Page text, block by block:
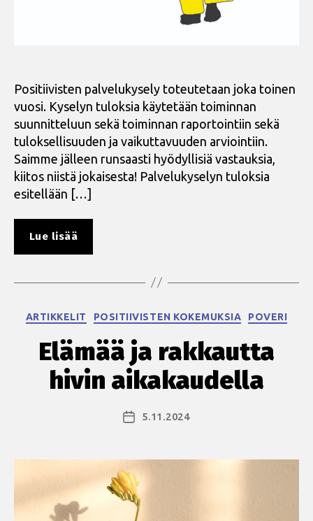
Positiivisten palvelukysely toteutetaan joka toinen
vuosi. Kyselyn tuloksia käytetään toiminnan
suunnitteluun sekä toiminnan raportointiin sekä
tuloksellisuuden ja vaikuttavuuden arviointiin.
Saimme jälleen runsaasti hyödyllisiä vastauksia,
kiitos niistä jokaisesta! Palvelukyselyn tuloksia
esitellään […]
Lue lisää
–
haluat
tietää?”
Kategoriat
ARTIKKELIT POSITIIVISTEN KOKEMUKSIA POVERI
Elämää ja rakkautta
hivin aikakaudella
Julkaisupäivämäärä
5.11.2024